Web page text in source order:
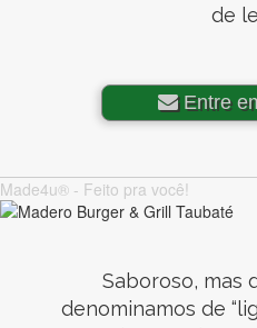
de
Entre
Made4u® - Feito pra você!
Saboroso, mas
denominamos de